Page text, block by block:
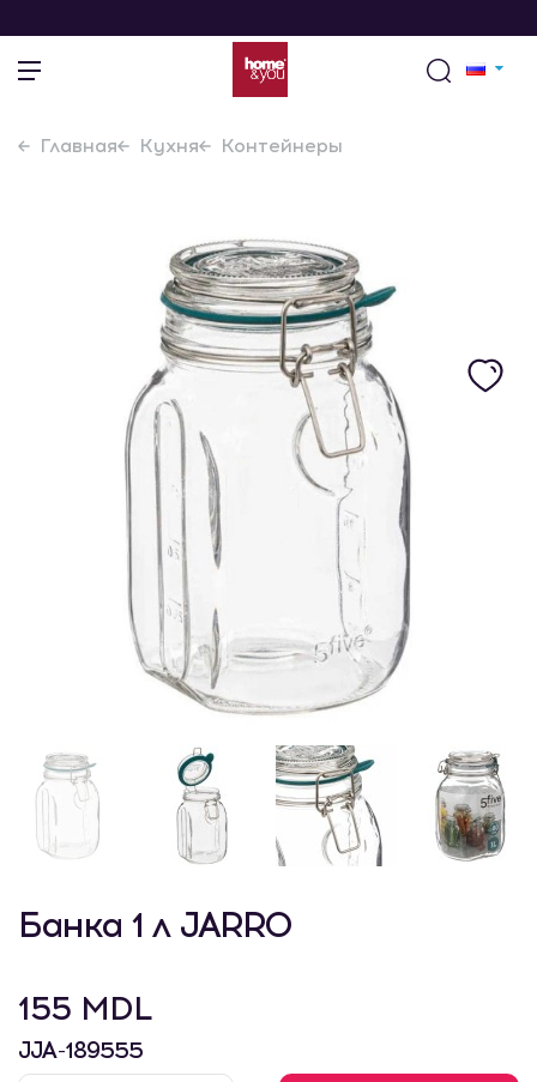
Главная Кухня Контейнеры
Банка 1 л JARRO
155 MDL
JJA-189555